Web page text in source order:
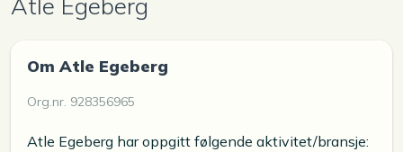
Om Atle Egeberg
Org.nr. 928356965
Atle Egeberg har oppgitt følgende aktivitet/bransje: